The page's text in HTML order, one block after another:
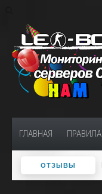
ГЛАВНАЯ ПРАВИЛА
ОТЗЫВЫ